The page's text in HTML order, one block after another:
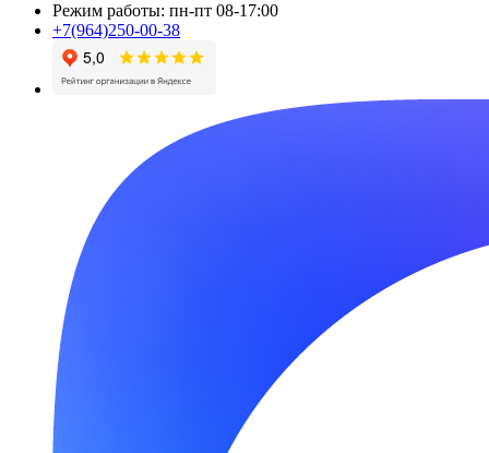
Режим работы: пн-пт 08-17:00
+7(964)250-00-38